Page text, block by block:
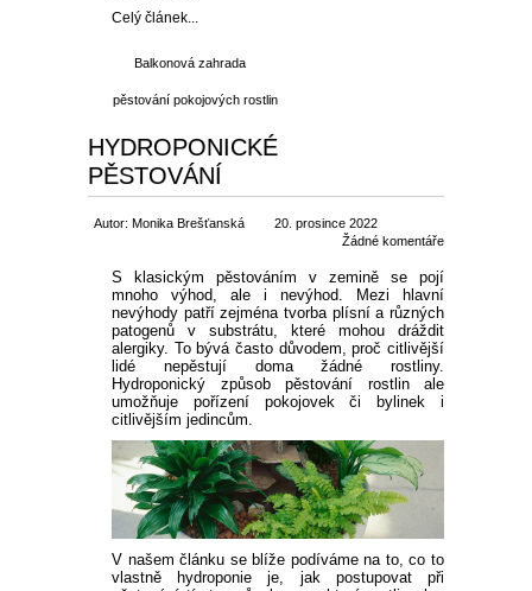
Celý článek...
Balkonová zahrada
pěstování pokojových rostlin
HYDROPONICKÉ
PĚSTOVÁNÍ
Autor: Monika Brešťanská
20. prosince 2022
Žádné komentáře
S klasickým pěstováním v zemině se pojí
mnoho výhod, ale i nevýhod. Mezi hlavní
nevýhody patří zejména tvorba plísní a různých
patogenů v substrátu, které mohou dráždit
alergiky. To bývá často důvodem, proč citlivější
lidé nepěstují doma žádné rostliny.
Hydroponický způsob pěstování rostlin ale
umožňuje pořízení pokojovek či bylinek i
citlivějším jedincům.
V našem článku se blíže podíváme na to, co to
vlastně hydroponie je, jak postupovat při